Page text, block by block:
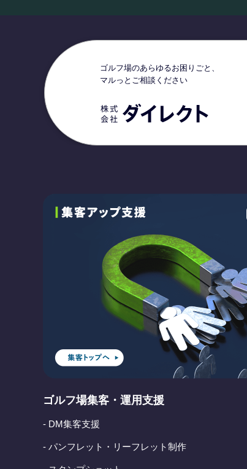
ゴルフ場のあらゆるお困りごと、
マルっとご相談ください
ゴルフ場集客・運用支援
- DM集客支援
- パンフレット・リーフレット制作